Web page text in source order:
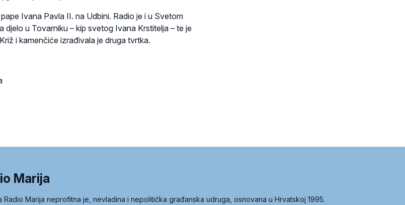
Ivana Pavla II. na Udbini. Radio je i u Svetom
djelo u Tovarniku – kip svetog Ivana Krstitelja – te je
i kamenčiće izrađivala je druga tvrtka.
Marija
Radio Marija neprofitna je, nevladina i nepolitička građanska udruga, osnovana u Hrvatskoj 1995.